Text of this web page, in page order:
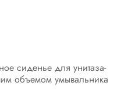
сиденье для унитаза-
объемом умывальника